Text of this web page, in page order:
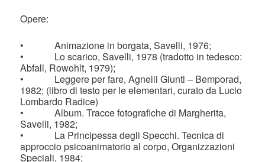
Opere:
• Animazione in borgata, Savelli, 1976;
• Lo scarico, Savelli, 1978 (tradotto in tedesco:
Abfall, Rowohlt, 1979);
• Leggere per fare, Agnelli Giunti – Bemporad,
1982; (libro di testo per le elementari, curato da Lucio
Lombardo Radice)
• Album. Tracce fotografiche di Margherita,
Savelli, 1982;
• La Principessa degli Specchi. Tecnica di
approccio psicoanimatorio al corpo, Organizzazioni
Speciali, 1984;